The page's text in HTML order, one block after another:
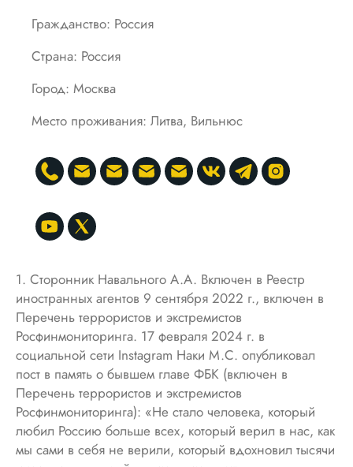
Гражданство: Россия
Страна: Россия
Город: Москва
Место проживания: Литва, Вильнюс
1. Сторонник Навального А.А. Включен в Реестр
иностранных агентов 9 сентября 2022 г., включен в
Перечень террористов и экстремистов
Росфинмониторинга. 17 февраля 2024 г. в
социальной сети Instagram Наки М.С. опубликовал
пост в память о бывшем главе ФБК (включен в
Перечень террористов и экстремистов
Росфинмониторинга): «Не стало человека, который
любил Россию больше всех, который верил в нас, как
мы сами в себя не верили, который вдохновил тысячи